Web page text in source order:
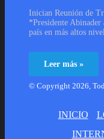
Inician Reunión de
*Presidente
país en más altos
Leer más »
© Copyright 2026,
INICIO